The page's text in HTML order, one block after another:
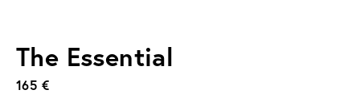
The Essential
165 €